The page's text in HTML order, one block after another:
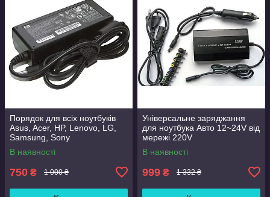
Порядок для всіх ноутбуків
Asus, Acer, HP, Lenovo, LG,
Samsung, Sony
В наявності
750 ₴ 1 000 ₴
Універсальне заряджання
для ноутбука Авто 12~24V від
мережі 220V
В наявності
999 ₴ 1 332 ₴